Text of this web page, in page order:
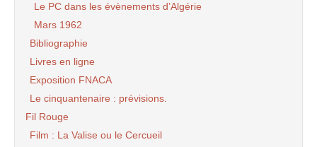
Le PC dans les évènements d’Algérie
Mars 1962
Bibliographie
Livres en ligne
Exposition FNACA
Le cinquantenaire : prévisions.
Fil Rouge
Film : La Valise ou le Cercueil